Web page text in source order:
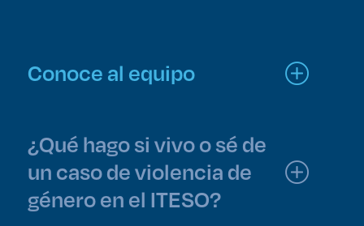
Conoce al equipo
¿Qué hago si vivo o sé de
un caso de violencia de
género en el ITESO?